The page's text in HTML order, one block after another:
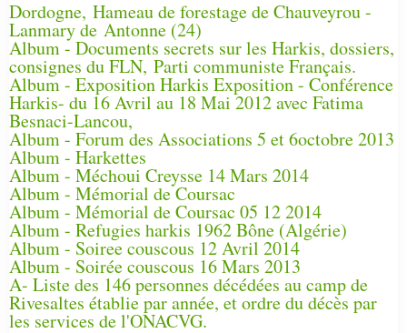
Dordogne, Hameau de forestage de Chauveyrou -
Lanmary de Antonne (24)
Album - Documents secrets sur les Harkis, dossiers,
consignes du FLN, Parti communiste Français.
Album - Exposition Harkis Exposition - Conférence
Harkis- du 16 Avril au 18 Mai 2012 avec Fatima
Besnaci-Lancou,
Album - Forum des Associations 5 et 6octobre 2013
Album - Harkettes
Album - Méchoui Creysse 14 Mars 2014
Album - Mémorial de Coursac
Album - Mémorial de Coursac 05 12 2014
Album - Refugies harkis 1962 Bône (Algérie)
Album - Soiree couscous 12 Avril 2014
Album - Soirée couscous 16 Mars 2013
A- Liste des 146 personnes décédées au camp de
Rivesaltes établie par année, et ordre du décès par
les services de l'ONACVG.